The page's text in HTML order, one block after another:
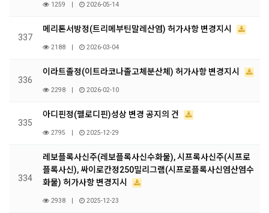
1259 | 2026-05-14
337
메리톤서방정(트리메부틴말레산염) 허가사항 변경지시
2188 | 2026-03-04
336
이라트졸정(이트라코나졸고체분산체) 허가사항 변경지시
2298 | 2026-02-10
335
아디핀정(펠로디핀)성상 변경 공지의 건
2795 | 2025-12-29
334
레보플록사신주(레보플록사신수화물), 시프록사신주(시프로
플록사신), 싸이로칸정250밀리그램(시프로플록사신염산염수
화물) 허가사항 변경지시
2938 | 2025-12-23